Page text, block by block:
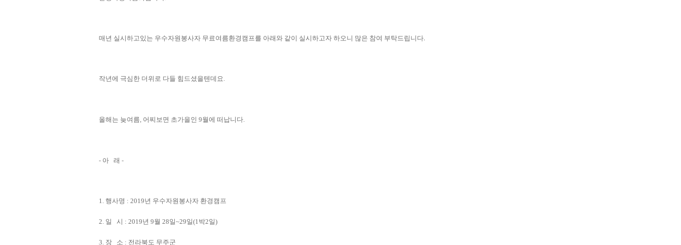
매년 실시하고있는 우수자원봉사자 무료여름환경캠프를 아래와 같이 실시하고자 하오니 많은 참여 부탁드립니다.
작년에 극심한 더위로 다들 힘드셨을텐데요
올해는 늦여름 어찌보면 초가을인 9월에 떠납니다
- 아 래 -
1. 행사명 : 2019년 우수자원봉사자 환경캠프
2. 일 시 : 2019년 9월 28일~29일(1 박2일)
3. 장 소 : 전라북도 무주군